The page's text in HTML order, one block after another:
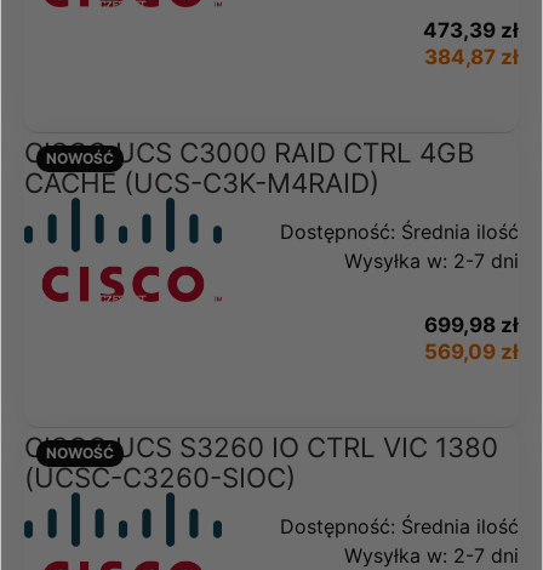
473,39 zł
384,87 zł
CISCO UCS C3000 RAID CTRL 4GB
CACHE (UCS-C3K-M4RAID)
Dostępność: Średnia ilość
Wysyłka w: 2-7 dni
699,98 zł
569,09 zł
NOWOŚĆ
CISCO UCS S3260 IO CTRL VIC 1380
(UCSC-C3260-SIOC)
Dostępność: Średnia ilość
Wysyłka w: 2-7 dni
NOWOŚĆ